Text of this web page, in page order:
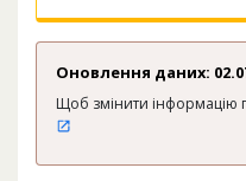
Оновлення даних:
Щоб змінити інформацію